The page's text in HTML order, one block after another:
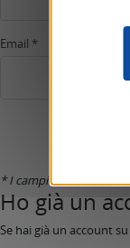
Email *
* I campi marcati con
Ho già un
Se hai già un account